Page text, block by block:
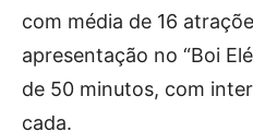
com média de 16
apresentação no “Boi
de 50 minutos, com
cada.